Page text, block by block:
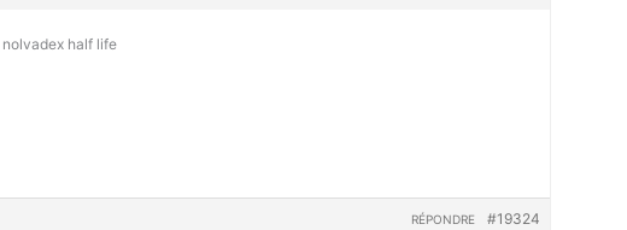
nolvadex half life
#19324
RÉPONDRE